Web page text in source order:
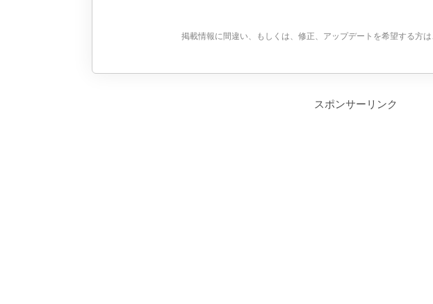
掲載情報に間違い、もしくは、修正、アップデートを希望する方は
スポンサーリンク